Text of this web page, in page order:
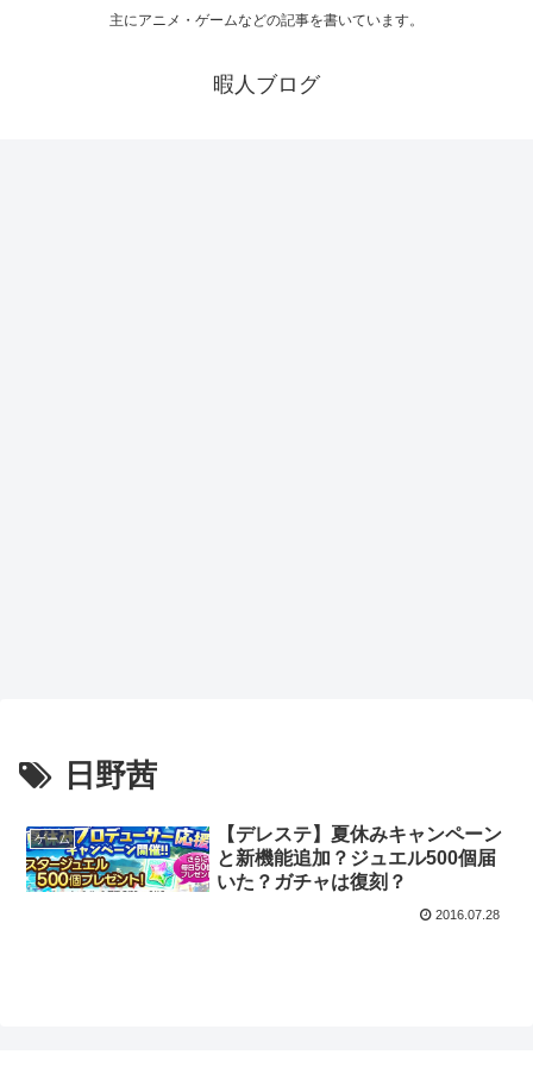
主にアニメ・ゲームなどの記事を書いています。
暇人ブログ
日野茜
ゲーム
【デレステ】夏休みキャンペーン
と新機能追加？ジュエル500個届
いた？ガチャは復刻？
2016.07.28